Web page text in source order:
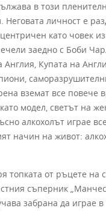
в този
Неговата личност е
като човек
заедно с Боби
Купата на
вземат все повече
модел, светът на
алкохолът играе
начин на живот:
топката от ръцете на
съперник
забрана да играе